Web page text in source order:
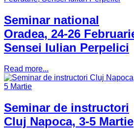
Seminar national
Oradea, 24-26
Sensei Iulian Perpelici
Read more...
Seminar de instructori
Cluj Napoca, 3-5 Martie